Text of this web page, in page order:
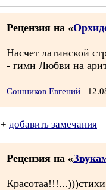
Рецензия на «
Насчет латинской
- гимн Любви на
Сошников Евгений
+ добавить замечания
Рецензия на «